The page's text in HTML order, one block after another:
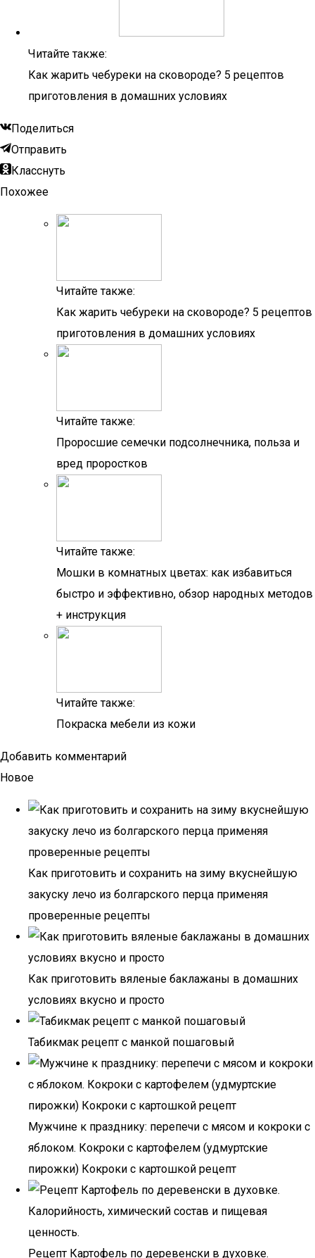
Читайте также:
Как жарить чебуреки на сковороде? 5 рецептов
приготовления в домашних условиях
Поделиться
Отправить
Класснуть
Похожее
Читайте также:
Как жарить чебуреки на сковороде? 5 рецептов
приготовления в домашних условиях
Читайте также:
Проросшие семечки подсолнечника, польза и
вред проростков
Читайте также:
Мошки в комнатных цветах: как избавиться
быстро и эффективно, обзор народных методов
+ инструкция
Читайте также:
Покраска мебели из кожи
Добавить комментарий
Новое
Как приготовить и сохранить на зиму вкуснейшую
закуску лечо из болгарского перца применяя
проверенные рецепты
Как приготовить вяленые баклажаны в домашних
условиях вкусно и просто
Табикмак рецепт с манкой пошаговый
Мужчине к празднику: перепечи с мясом и кокроки с
яблоком. Кокроки с картофелем (удмуртские
пирожки) Кокроки с картошкой рецепт
Рецепт Картофель по деревенски в духовке.